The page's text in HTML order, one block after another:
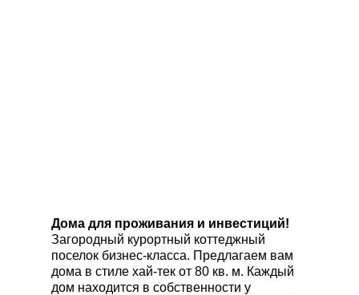
Дома для проживания и инвестиций!
Загородный курортный коттеджный
поселок бизнес-класса. Предлагаем вам
дома в стиле хай-тек от 80 кв. м. Каждый
дом находится в собственности у